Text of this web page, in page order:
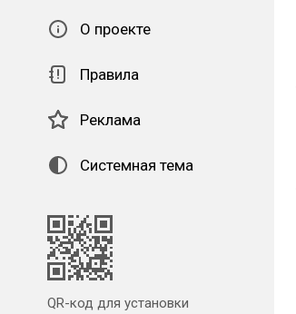
О проекте
Правила
Реклама
Системная тема
QR-код для установки